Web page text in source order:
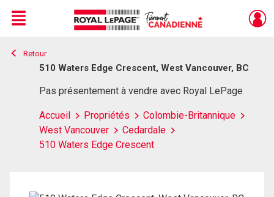
Live
En Direct
Menu
Retour
510 Waters Edge Crescent, West Vancouver, BC
Pas présentement à vendre avec Royal LePage
Accueil Propriétés
Colombie-Britannique
West Vancouver
Cedardale
510 Waters Edge Crescent